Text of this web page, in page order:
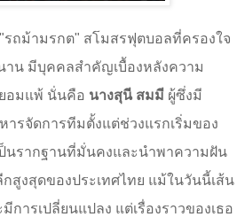
รถม้ามรกต" สโมสรฟุตบอลที่ครองใจ
าน มีบุคคลสำคัญเบื้องหลังความ
ยอมแพ้ นั่นคือ นางสุนี สมมี ผู้ซึ่งมี
รจัดการทีมตั้งแต่ช่วงแรกเริ่มของ
นรากฐานที่มั่นคงและนำพาความฝัน
สูงสุดของประเทศไทย แม้ในวันนี้เส้น
การเปลี่ยนแปลง แต่เรื่องราวของเธอ